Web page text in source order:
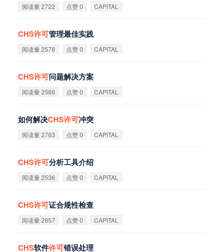
阅读量 2722 点赞 0 CAPITAL
CHS许可管理最佳实践
阅读量 2578 点赞 0 CAPITAL
CHS许可问题解决方案
阅读量 2566 点赞 0 CAPITAL
如何解决CHS许可冲突
阅读量 2763 点赞 0 CAPITAL
CHS许可分析工具介绍
阅读量 2536 点赞 0 CAPITAL
CHS许可证合规性检查
阅读量 2657 点赞 0 CAPITAL
CHS软件许可错误处理